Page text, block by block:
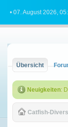
• 07. August 2026,
Übersicht
Neuigkeiten:
Catfish-Divers